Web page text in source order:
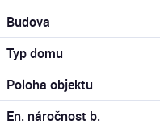
Budova
Typ domu
Poloha objektu
En. náročnost b.